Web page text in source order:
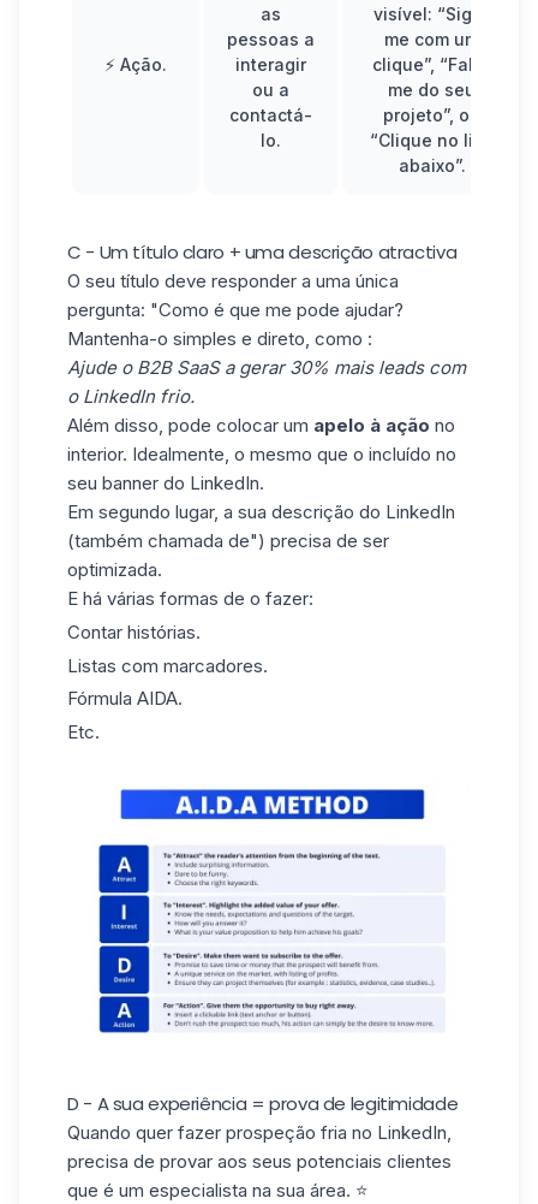
⚡ Ação.
as
pessoas a
interagir
ou a
contactá-
lo.
visível: “Siga-
me com um
clique”, “Fale-
me do seu
projeto”, ou
“Clique no link
abaixo”.
C - Um título claro + uma descrição atractiva
O seu título deve responder a uma única
pergunta: "Como é que me pode ajudar?
Mantenha-o simples e direto, como :
Ajude o B2B SaaS a gerar 30% mais leads com
o LinkedIn frio.
Além disso, pode colocar um apelo à ação no
interior. Idealmente, o mesmo que o incluído no
seu banner do LinkedIn.
Em segundo lugar, a sua descrição do LinkedIn
(também chamada de") precisa de ser
optimizada.
E há várias formas de o fazer:
Contar histórias.
Listas com marcadores.
Fórmula AIDA.
Etc.
D - A sua experiência = prova de legitimidade
Quando quer fazer prospeção fria no LinkedIn,
precisa de provar aos seus potenciais clientes
que é um especialista na sua área. ⭐